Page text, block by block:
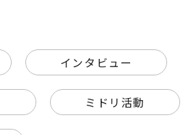
インタビュー
ミドリ活動